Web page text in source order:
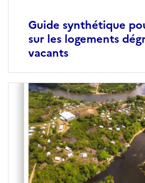
Guide synthétique
sur les logements
vacants